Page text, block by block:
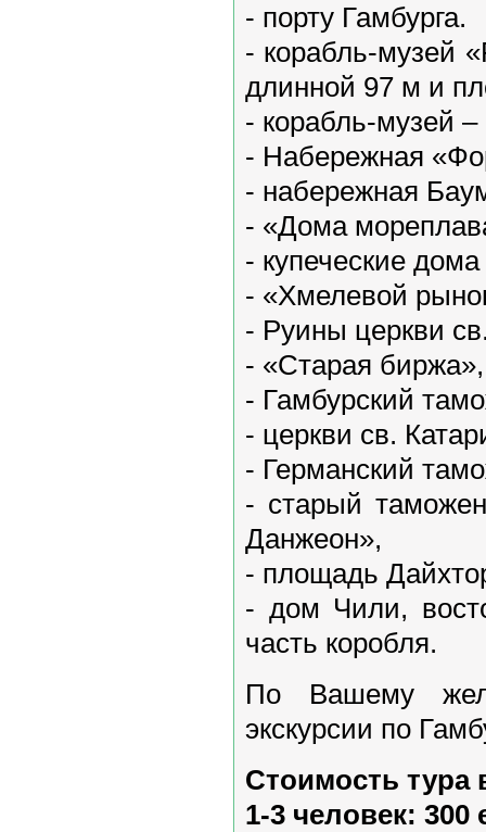
- порту Гамбурга.
- корабль-музей
длинной 97 м и
- корабль-музей
- Набережная
- набережная
- «Дома
- купеческие
- «Хмелевой
- Руины церкви
- «Старая биржа»,
- Гамбурский
- церкви св.
- Германский
- старый
Данжеон»,
- площадь
- дом Чили,
часть коробля.
По Вашему
экскурсии по
Стоимость тура
1-3 человек: 300